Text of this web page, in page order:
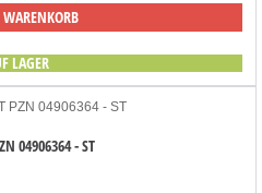
LAGER
04906364 - ST